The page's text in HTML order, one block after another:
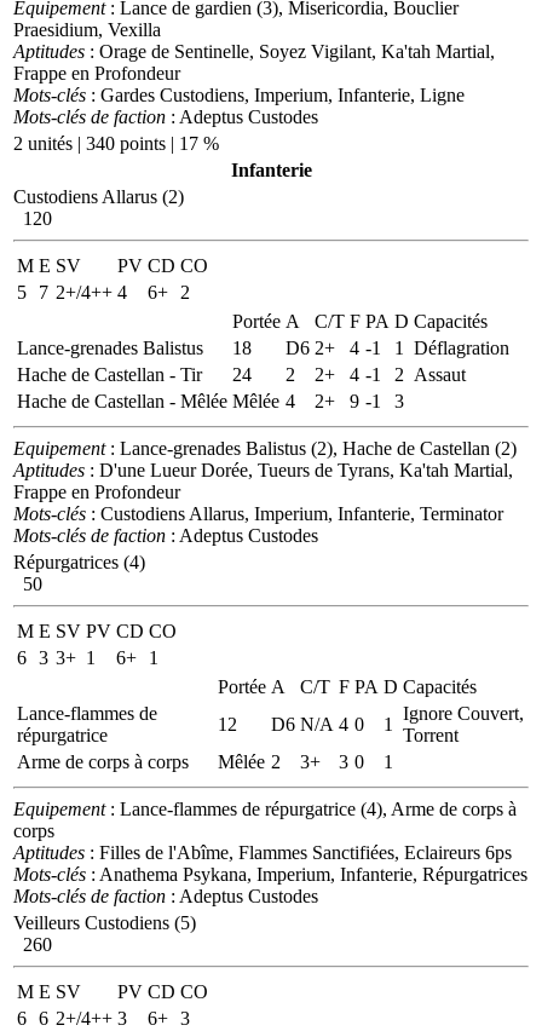
Equipement: Lance de gardien (3), Misericordia, Bouclier
Praesidium, Vexilla
Aptitudes : Orage de Sentinelle, Soyez Vigilant, Ka'tah Martial,
Frappe en Profondeur
Mots-clés : Gardes Custodiens, Imperium, Infanterie, Ligne
Mots-clés de faction : Adeptus Custodes
2 unités | 340 points | 17 %
Infanterie
Custodiens Allarus (2)
120
M E SV PV CD CO
5
7 2+/4++ 4 6+
2
Portée A C/T F PA D Capacités
Lance-grenades Balistus
18 D6 2+ 4 -1 1
Déflagration
Hache de Castellan - Tir
24 2 2+ 4 -1 2 Assaut
Hache de Castellan - Mêlée Mêlée 4 2+ 9 -1 3
Equipement: Lance-grenades Balistus (2), Hache de Castellan (2)
Aptitudes : D'une Lueur Dorée, Tueurs de Tyrans, Ka'tah Martial,
Frappe en Profondeur
Mots-clés : Custodiens Allarus, Imperium, Infanterie, Terminator
Mots-clés de faction : Adeptus Custodes
Répurgatrices (4)
50
M E SV PV CD CO
6 3 3+ 1 6+
1
Portée A C/T F PA D Capacités
Lance-flammes de
répurgatrice
12 D6 N/A 4 0 1
Ignore Couvert,
Torrent
Arme de corps à corps
Mêlée 2 3+ 3 0 1
Equipement: Lance-flammes de répurgatrice (4), Arme de corps à
corps
Aptitudes : Filles de l'Abîme, Flammes Sanctifiées, Eclaireurs 6ps
Mots-clés : Anathema Psykana, Imperium, Infanterie, Répurgatrices
Mots-clés de faction : Adeptus Custodes
Veilleurs Custodiens (5)
260
M E SV PV CD CO
6 6 2+/4++ 3 6+ 3